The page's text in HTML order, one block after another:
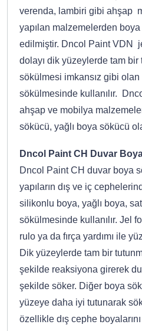
verenda, lambiri gibi ahşap
yapılan malzemelerden
edilmiştir. Dncol Paint VDN
dolayı dik yüzeylerde tam
sökülmesi imkansız gibi olan
sökülmesinde kullanılır.
ahşap ve mobilya
sökücü, yağlı boya sökücü
Dncol Paint CH Duvar
Dncol Paint CH duvar boya
yapıların dış ve iç
silikonlu boya, yağlı boya,
sökülmesinde kullanılır. Jel
rulo ya da fırça yardımı ile
Dik yüzeylerde tam bir
şekilde reaksiyona girerek
şekilde söker. Diğer boya
yüzeye daha iyi tutunarak
özellikle dış cephe